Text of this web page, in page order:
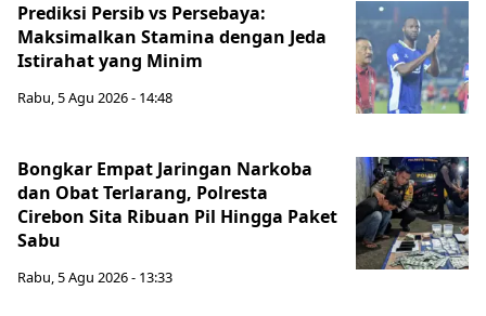
Prediksi Persib vs Persebaya:
Maksimalkan Stamina dengan Jeda
Istirahat yang Minim
Rabu, 5 Agu 2026 - 14:48
Bongkar Empat Jaringan Narkoba
dan Obat Terlarang, Polresta
Cirebon Sita Ribuan Pil Hingga Paket
Sabu
Rabu, 5 Agu 2026 - 13:33